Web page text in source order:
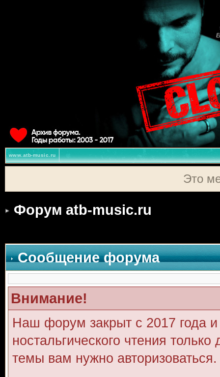
www.atb-music.ru
Это
Форум atb-music.ru
Сообщение форума
Внимание!
Наш форум закрыт с 2017 года
ностальгического чтения
темы вам нужно авторизоваться.